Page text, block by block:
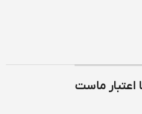
اعتبار ماست